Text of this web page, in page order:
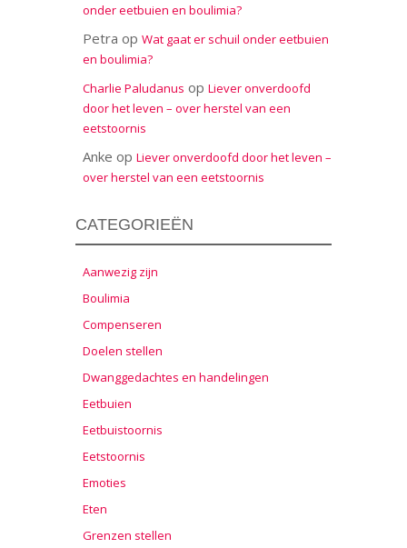
onder eetbuien en boulimia?
Petra op Wat gaat er schuil onder eetbuien
en boulimia?
Charlie Paludanus op Liever onverdoofd
door het leven – over herstel van een
eetstoornis
Anke op Liever onverdoofd door het leven –
over herstel van een eetstoornis
CATEGORIEËN
Aanwezig zijn
Boulimia
Compenseren
Doelen stellen
Dwanggedachtes en handelingen
Eetbuien
Eetbuistoornis
Eetstoornis
Emoties
Eten
Grenzen stellen